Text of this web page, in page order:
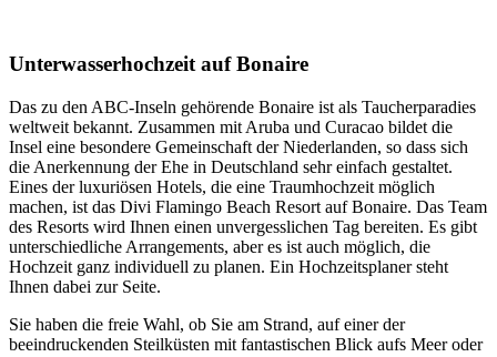
Unterwasserhochzeit auf Bonaire
Das zu den ABC-Inseln gehörende Bonaire ist als Taucherparadies
weltweit bekannt. Zusammen mit Aruba und Curacao bildet die
Insel eine besondere Gemeinschaft der Niederlanden, so dass sich
die Anerkennung der Ehe in Deutschland sehr einfach gestaltet.
Eines der luxuriösen Hotels, die eine Traumhochzeit möglich
machen, ist das Divi Flamingo Beach Resort auf Bonaire. Das Team
des Resorts wird Ihnen einen unvergesslichen Tag bereiten. Es gibt
unterschiedliche Arrangements, aber es ist auch möglich, die
Hochzeit ganz individuell zu planen. Ein Hochzeitsplaner steht
Ihnen dabei zur Seite.
Sie haben die freie Wahl, ob Sie am Strand, auf einer der
beeindruckenden Steilküsten mit fantastischen Blick aufs Meer oder